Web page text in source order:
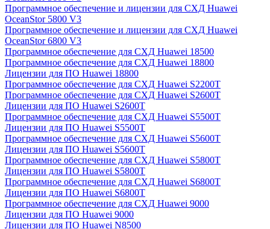
Программное обеспечение и лицензии для СХД Huawei
OceanStor 5800 V3
Программное обеспечение и лицензии для СХД Huawei
OceanStor 6800 V3
Программное обеспечение для СХД Huawei 18500
Программное обеспечение для СХД Huawei 18800
Лицензии для ПО Huawei 18800
Программное обеспечение для СХД Huawei S2200T
Программное обеспечение для СХД Huawei S2600T
Лицензии для ПО Huawei S2600T
Программное обеспечение для СХД Huawei S5500T
Лицензии для ПО Huawei S5500T
Программное обеспечение для СХД Huawei S5600T
Лицензии для ПО Huawei S5600T
Программное обеспечение для СХД Huawei S5800T
Лицензии для ПО Huawei S5800T
Программное обеспечение для СХД Huawei S6800T
Лицензии для ПО Huawei S6800T
Программное обеспечение для СХД Huawei 9000
Лицензии для ПО Huawei 9000
Лицензии для ПО Huawei N8500